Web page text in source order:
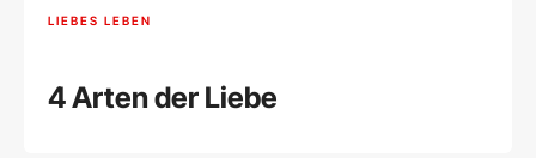
LIEBES LEBEN
4 Arten der Liebe